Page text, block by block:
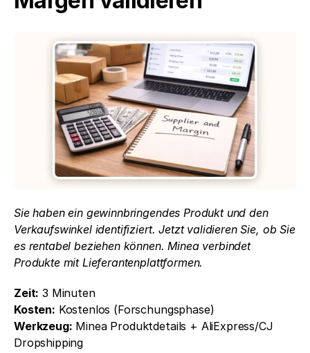
Sie haben ein gewinnbringendes Produkt und den
Verkaufswinkel identifiziert. Jetzt validieren Sie, ob Sie
es rentabel beziehen können. Minea verbindet
Produkte mit Lieferantenplattformen.
Zeit: 3 Minuten
Kosten: Kostenlos (Forschungsphase)
Werkzeug: Minea Produktdetails + AliExpress/CJ
Dropshipping